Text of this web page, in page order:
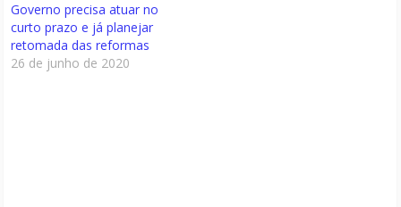
Governo precisa atuar no
curto prazo e já planejar
retomada das reformas
26 de junho de 2020